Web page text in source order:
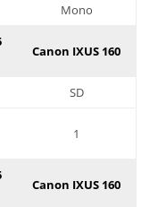
Mono
Canon IXUS 160
SD
1
Canon IXUS 160